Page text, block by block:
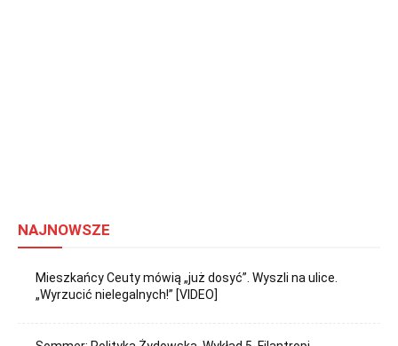
NAJNOWSZE
Mieszkańcy Ceuty mówią „już dosyć”. Wyszli na ulice.
„Wyrzucić nielegalnych!” [VIDEO]